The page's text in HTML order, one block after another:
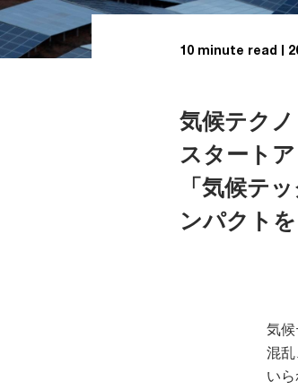
10 minute read
気候テク
スタート
「気候テ
ンパクト
気
混
い